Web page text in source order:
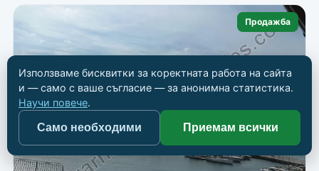
Продажба
Използваме бисквитки за коректната работа на сайта
и — само с ваше съгласие — за анонимна статистика.
Научи повече.
Само необходими Приемам всички